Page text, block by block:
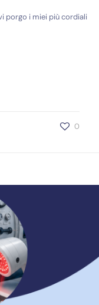
porgo i miei più cordiali
0